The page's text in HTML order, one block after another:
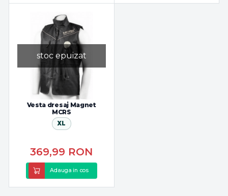
stoc epuizat
Vesta dresaj Magnet
MCRS
XL
369,99 RON
Adauga in cos